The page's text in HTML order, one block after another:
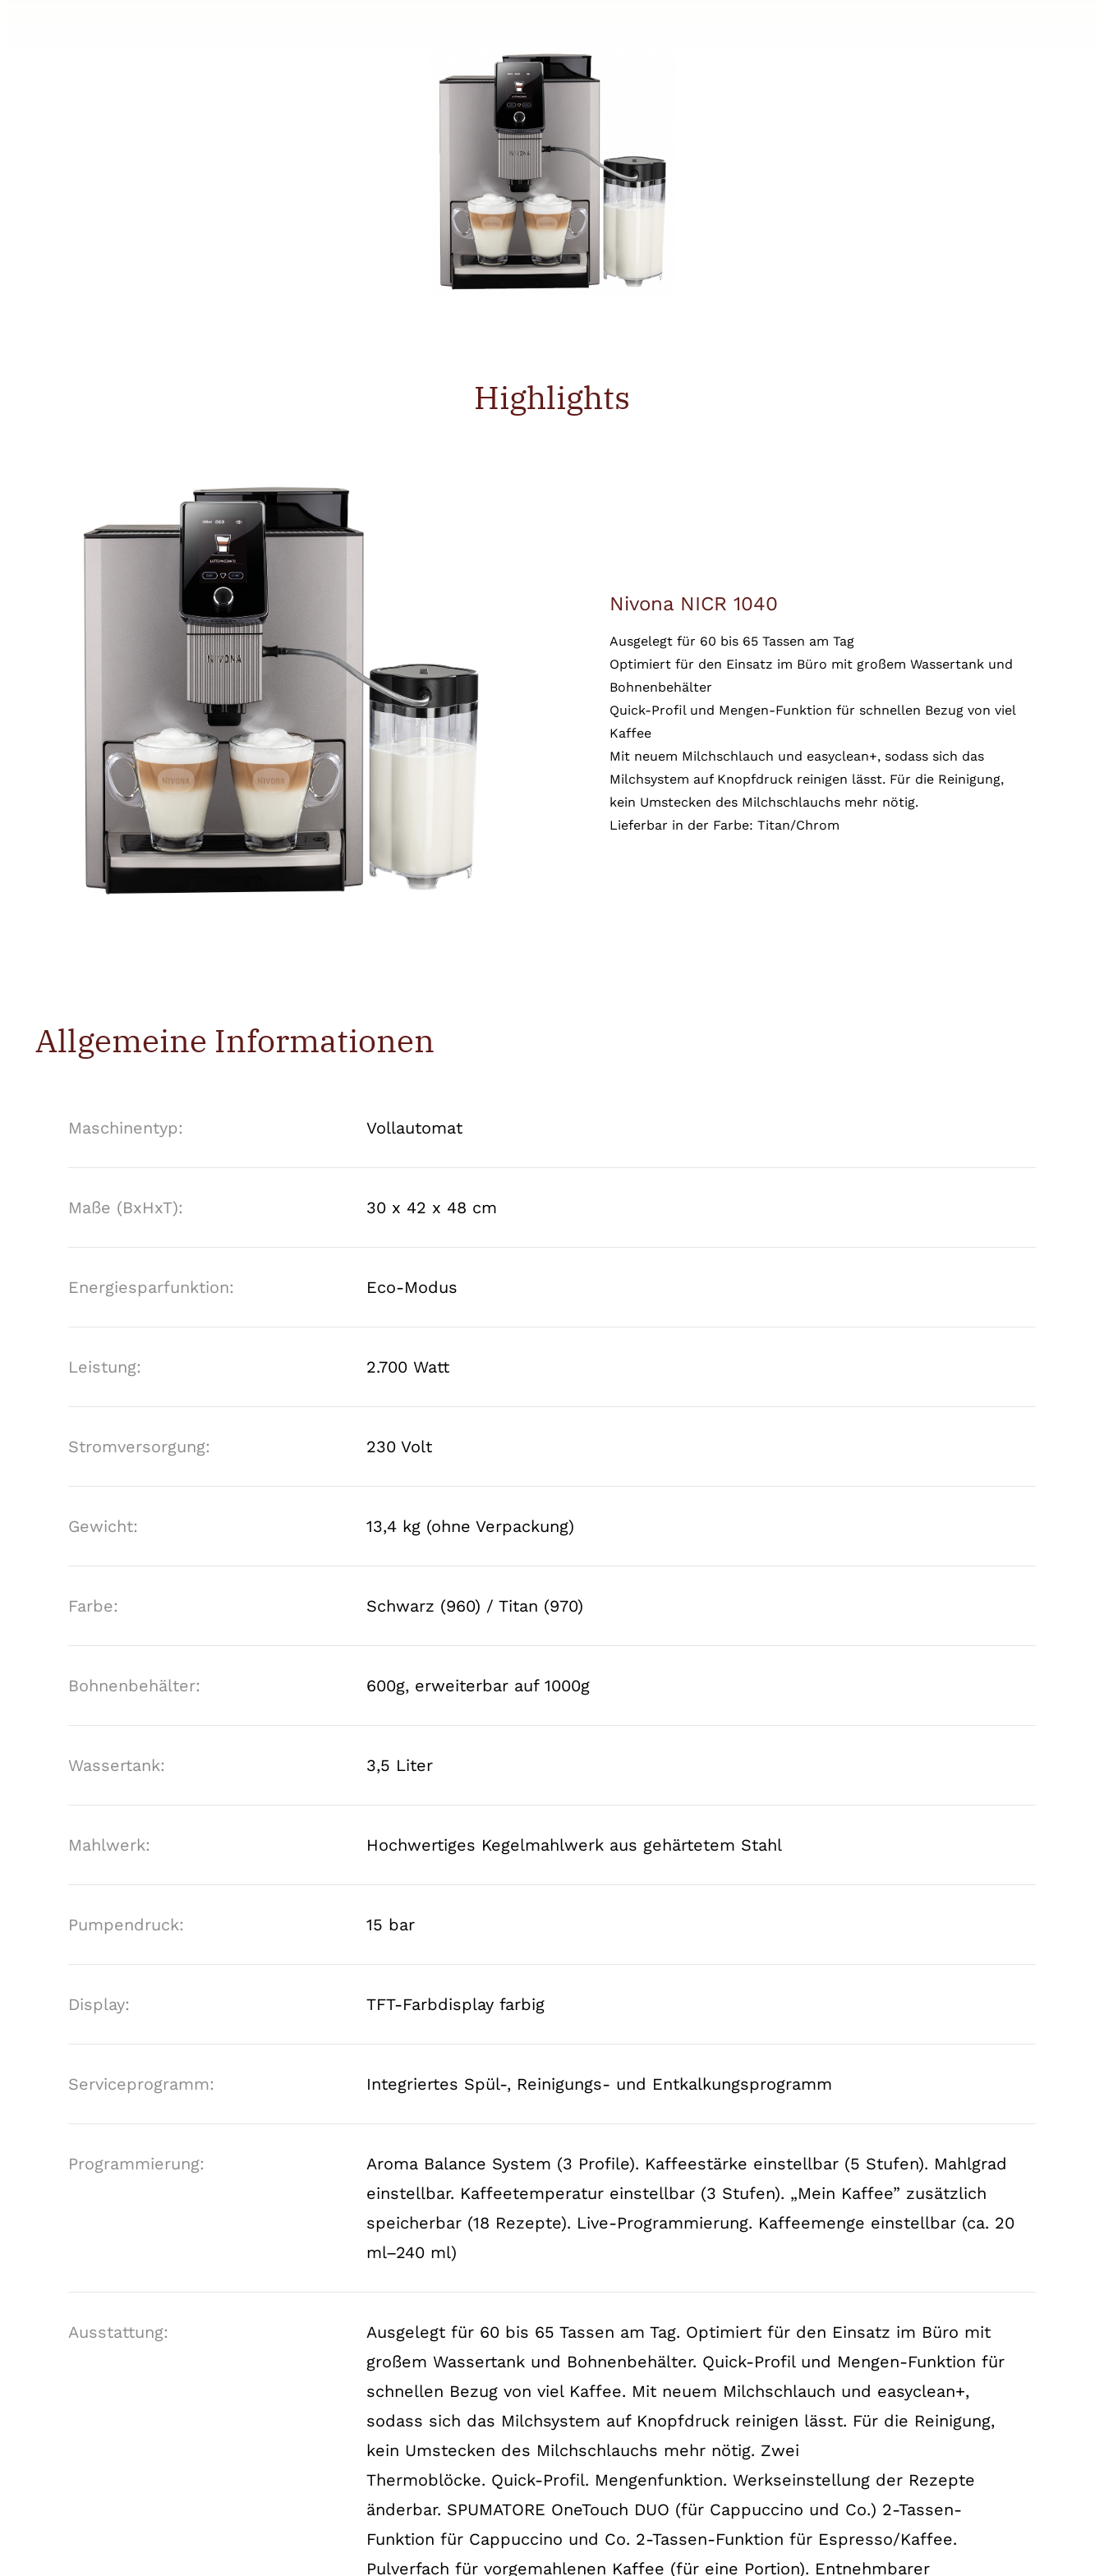
Highlights
Nivona NICR 1040
Ausgelegt für 60 bis 65 Tassen am Tag
Optimiert für den Einsatz im Büro mit großem Wassertank und
Bohnenbehälter
Quick-Profil und Mengen-Funktion für schnellen Bezug von viel
Kaffee
Mit neuem Milchschlauch und easyclean+, sodass sich das
Milchsystem auf Knopfdruck reinigen lässt. Für die Reinigung,
kein Umstecken des Milchschlauchs mehr nötig.
Lieferbar in der Farbe: Titan/Chrom
Allgemeine Informationen
Maschinentyp: Vollautomat
Maße (BxHxT): 30 x 42 x 48 cm
Energiesparfunktion: Eco-Modus
Leistung: 2.700 Watt
Stromversorgung: 230 Volt
Gewicht: 13,4 kg (ohne Verpackung)
Farbe: Schwarz (960) / Titan (970)
Bohnenbehälter: 600g, erweiterbar auf 1000g
Wassertank: 3,5 Liter
Mahlwerk: Hochwertiges Kegelmahlwerk aus gehärtetem Stahl
Pumpendruck: 15 bar
Display: TFT-Farbdisplay farbig
Serviceprogramm: Integriertes Spül-, Reinigungs- und Entkalkungsprogramm
Programmierung:
Aroma Balance System (3 Profile). Kaffeestärke einstellbar (5 Stufen). Mahlgrad
einstellbar. Kaffeetemperatur einstellbar (3 Stufen). „Mein Kaffee” zusätzlich
speicherbar (18 Rezepte). Live-Programmierung. Kaffeemenge einstellbar (ca. 20
ml–240 ml)
Ausstattung:
Ausgelegt für 60 bis 65 Tassen am Tag. Optimiert für den Einsatz im Büro mit
großem Wassertank und Bohnenbehälter. Quick-Profil und Mengen-Funktion für
schnellen Bezug von viel Kaffee. Mit neuem Milchschlauch und easyclean+,
sodass sich das Milchsystem auf Knopfdruck reinigen lässt. Für die Reinigung,
kein Umstecken des Milchschlauchs mehr nötig. Zwei
Thermoblöcke. Quick-Profil. Mengenfunktion. Werkseinstellung der Rezepte
änderbar. SPUMATORE OneTouch DUO (für Cappuccino und Co.) 2-Tassen-
Funktion für Cappuccino und Co. 2-Tassen-Funktion für Espresso/Kaffee.
Pulverfach für vorgemahlenen Kaffee (für eine Portion). Entnehmbarer